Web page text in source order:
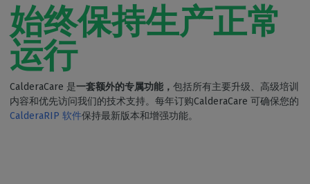
始终保持生产正常
运行
CalderaCare 是一套额外的专属功能， 包括所有主要升级、高级培训
内容和优先访问我们的技术支持。每年订购CalderaCare 可确保您的
CalderaRIP 软件保持最新版本和增强功能。